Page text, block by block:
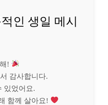
인 생일 메시
!
감사합니다.
있었어요.
함께 살아요!